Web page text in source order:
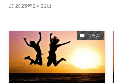
2025年2月21日
コラム